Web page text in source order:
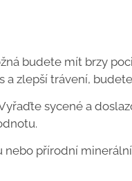
budete mít brzy
zlepší trávení,
sycené a
přírodní